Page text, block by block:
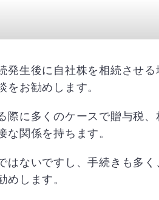
生後に自社株を相続させ
お勧めします。
に多くのケースで贈与税
関係を持ちます。
ないですし、手続きも多
します。